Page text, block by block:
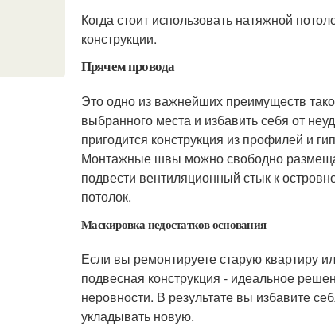
Когда стоит использовать натяжной
конструкции.
Прячем провода
Это одно из важнейших преимуществ
выбранного места и избавить себя от
пригодится конструкция из профилей и
Монтажные швы можно свободно
подвести вентиляционный стык к
потолок.
Маскировка недостатков основания
Если вы ремонтируете старую квартиру
подвесная конструкция - идеальное
неровности. В результате вы избавите
укладывать новую.